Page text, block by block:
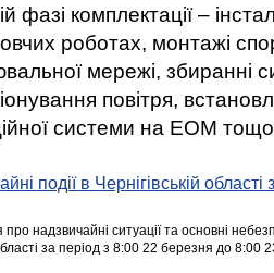
фазі комплектації –
роботах, монтажі
мережі, збиранні
повітря,
системи на ЕОМ
події в Чернігівській
про надзвичайні ситуації та основні
за період з 8:00 22 березня до 8:00